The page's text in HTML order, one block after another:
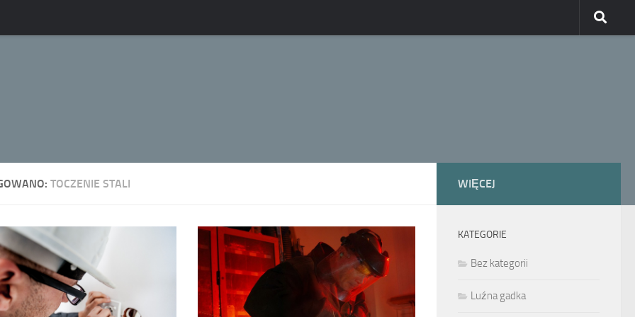
TOCZENIE STALI WIĘCEJ
KATEGORIE
Bez kategorii
Luźna gadka